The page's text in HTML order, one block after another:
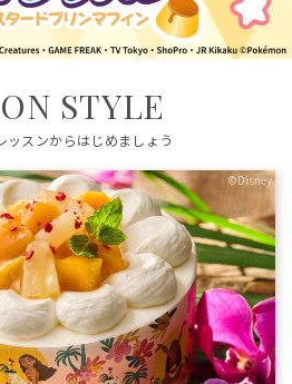
STYLE
ッスンからはじめましょう
©Disney